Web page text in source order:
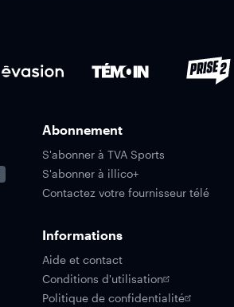
Abonnement
S'abonner à TVA Sports
S'abonner à illico+
Contactez votre fournisseur télé
Informations
Aide et contact
Conditions d'utilisation
Politique de confidentialité